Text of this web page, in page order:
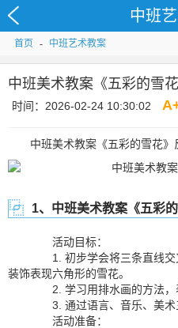
中班
首页 - 中班艺术教案
中班美术教案《五彩的雪
时间：2026-02-24 10:30:02 A
中班美术教案《五彩的雪花》
1、中班美术教案《五彩
活动目标：
1. 初步学会将三条直线交
装饰表现六角形的雪花。
2. 学习用排水画的方法，
3. 通过语言、音乐、美术
活动准备：